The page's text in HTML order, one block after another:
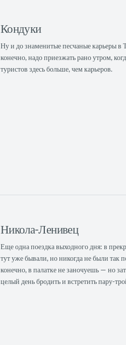
Кондуки
Ну и до знаменитые песчаные карьеры в
конечно, надо приезжать рано утром,
туристов здесь больше, чем карьеров.
Никола-Ленивец
Еще одна поездка выходного дня: в
тут уже бывали, но никогда не были так
конечно, в палатке не заночуешь — но
целый день бродить и встретить пару-